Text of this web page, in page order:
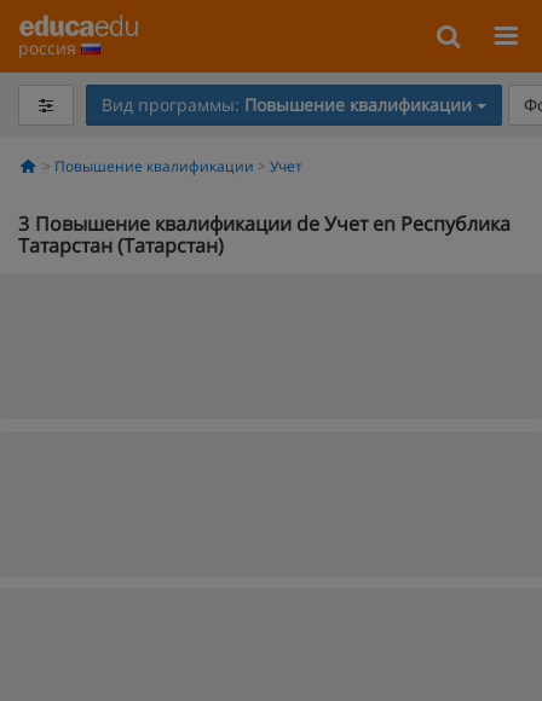
россия
Вид программы: Повышение квалификации
Повышение квалификации Учет
3 Повышение квалификации de Учет en Республика
Татарстан (Татарстан)